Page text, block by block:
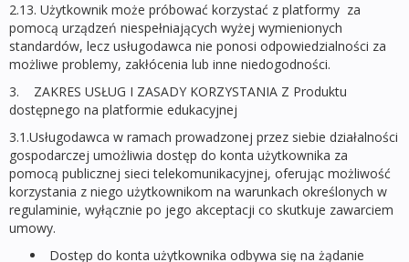
2.13. Użytkownik może próbować korzystać z platformy za
pomocą urządzeń niespełniających wyżej wymienionych
standardów, lecz usługodawca nie ponosi odpowiedzialności za
możliwe problemy, zakłócenia lub inne niedogodności.
3. ZAKRES USŁUG I ZASADY KORZYSTANIA Z Produktu
dostępnego na platformie edukacyjnej
3.1.Usługodawca w ramach prowadzonej przez siebie działalności
gospodarczej umożliwia dostęp do konta użytkownika za
pomocą publicznej sieci telekomunikacyjnej, oferując możliwość
korzystania z niego użytkownikom na warunkach określonych w
regulaminie, wyłącznie po jego akceptacji co skutkuje zawarciem
umowy.
Dostęp do konta użytkownika odbywa się na żądanie